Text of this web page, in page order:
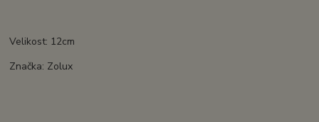
Velikost: 12cm
Značka: Zolux